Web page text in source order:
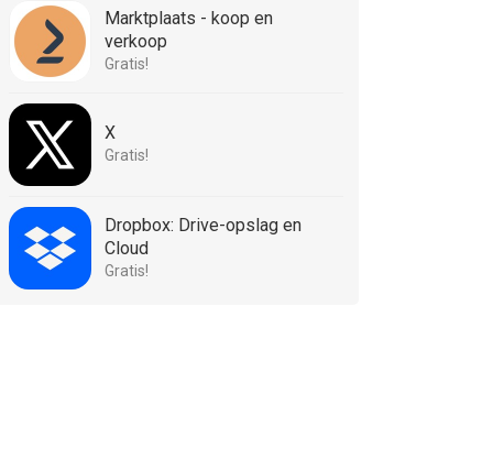
Marktplaats - koop en
verkoop
Gratis!
X
Gratis!
Dropbox: Drive-opslag en
Cloud
Gratis!